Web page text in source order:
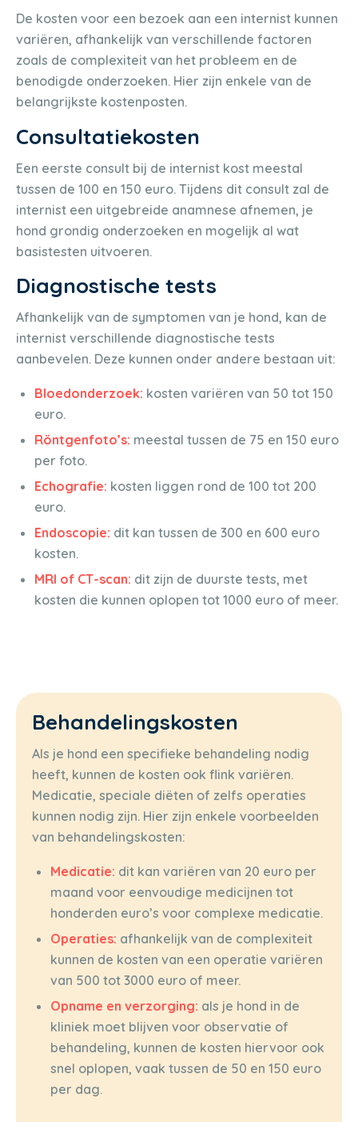
De kosten voor een bezoek aan een internist kunnen
variëren, afhankelijk van verschillende factoren
zoals de complexiteit van het probleem en de
benodigde onderzoeken. Hier zijn enkele van de
belangrijkste kostenposten.
Consultatiekosten
Een eerste consult bij de internist kost meestal
tussen de 100 en 150 euro. Tijdens dit consult zal de
internist een uitgebreide anamnese afnemen, je
hond grondig onderzoeken en mogelijk al wat
basistesten uitvoeren.
Diagnostische tests
Afhankelijk van de symptomen van je hond, kan de
internist verschillende diagnostische tests
aanbevelen. Deze kunnen onder andere bestaan uit:
Bloedonderzoek: kosten variëren van 50 tot 150
euro.
Röntgenfoto’s: meestal tussen de 75 en 150 euro
per foto.
Echografie: kosten liggen rond de 100 tot 200
euro.
Endoscopie: dit kan tussen de 300 en 600 euro
kosten.
MRI of CT-scan: dit zijn de duurste tests, met
kosten die kunnen oplopen tot 1000 euro of meer.
Behandelingskosten
Als je hond een specifieke behandeling nodig
heeft, kunnen de kosten ook flink variëren.
Medicatie, speciale diëten of zelfs operaties
kunnen nodig zijn. Hier zijn enkele voorbeelden
van behandelingskosten:
Medicatie: dit kan variëren van 20 euro per
maand voor eenvoudige medicijnen tot
honderden euro’s voor complexe medicatie.
Operaties: afhankelijk van de complexiteit
kunnen de kosten van een operatie variëren
van 500 tot 3000 euro of meer.
Opname en verzorging: als je hond in de
kliniek moet blijven voor observatie of
behandeling, kunnen de kosten hiervoor ook
snel oplopen, vaak tussen de 50 en 150 euro
per dag.